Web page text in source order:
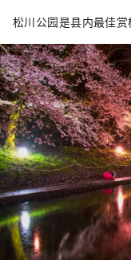
松川公园是县内最佳赏